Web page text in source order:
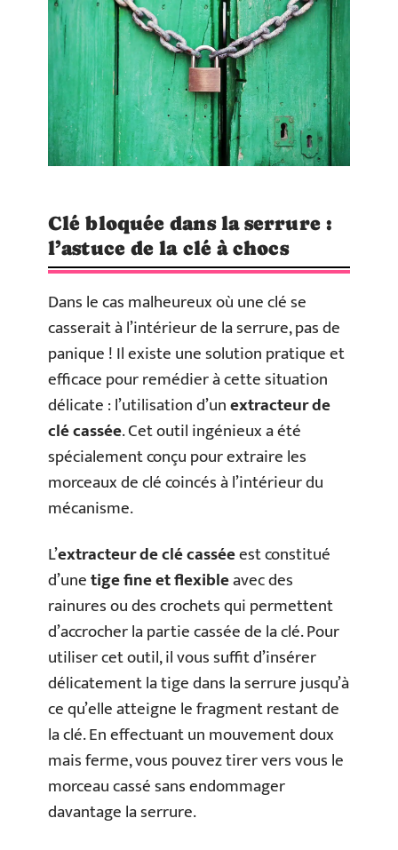
Clé bloquée dans la serrure :
l’astuce de la clé à chocs
Dans le cas malheureux où une clé se
casserait à l’intérieur de la serrure, pas de
panique ! Il existe une solution pratique et
efficace pour remédier à cette situation
délicate : l’utilisation d’unextracteur de
clé cassée. Cet outil ingénieux a été
spécialement conçu pour extraire les
morceaux de clé coincés à l’intérieur du
mécanisme.
L’extracteur de clé casséeest constitué
d’unetige fine et flexibleavec des
rainures ou des crochets qui permettent
d’accrocher la partie cassée de la clé. Pour
utiliser cet outil, il vous suffit d’insérer
délicatement la tige dans la serrure jusqu’à
ce qu’elle atteigne le fragment restant de
la clé. En effectuant un mouvement doux
mais ferme, vous pouvez tirer vers vous le
morceau cassé sans endommager
davantage la serrure.